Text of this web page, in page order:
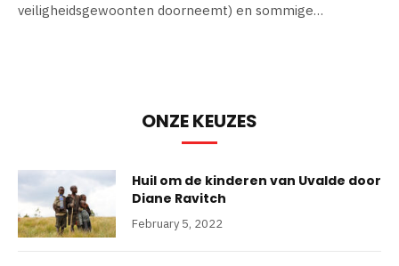
veiligheidsgewoonten doorneemt) en sommige…
ONZE KEUZES
Huil om de kinderen van Uvalde door
Diane Ravitch
February 5, 2022